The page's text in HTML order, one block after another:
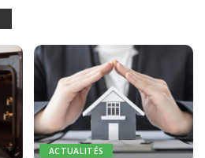
ACTUALITÉS